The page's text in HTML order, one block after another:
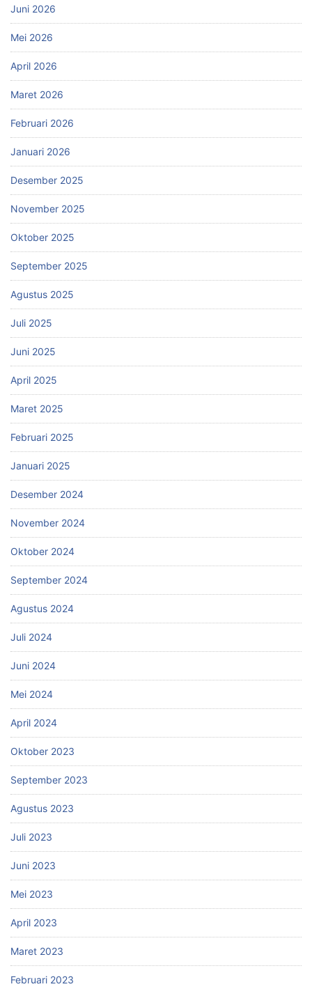
Juni 2026
Mei 2026
April 2026
Maret 2026
Februari 2026
Januari 2026
Desember 2025
November 2025
Oktober 2025
September 2025
Agustus 2025
Juli 2025
Juni 2025
April 2025
Maret 2025
Februari 2025
Januari 2025
Desember 2024
November 2024
Oktober 2024
September 2024
Agustus 2024
Juli 2024
Juni 2024
Mei 2024
April 2024
Oktober 2023
September 2023
Agustus 2023
Juli 2023
Juni 2023
Mei 2023
April 2023
Maret 2023
Februari 2023